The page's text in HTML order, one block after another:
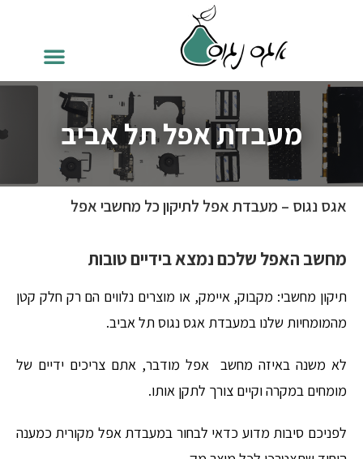
מעבדת אפל תל אביב
אגס נגוס – מעבדת אפל לתיקון כל מחשבי אפל
מחשב האפל שלכם נמצא בידיים טובות
תיקון מחשבי: מקבוק, איימק, או מוצרים נלווים הם רק חלק קטן
מהמומחיות שלנו במעבדת אגס נגוס תל אביב.
לא משנה באיזה מחשב אפל מודבר, אתם צריכים ידיים של
מומחים במקרה וקיים צורך לתקן אותו.
לפניכם סיבות מדוע כדאי לבחור במעבדת אפל מקורית כמענה